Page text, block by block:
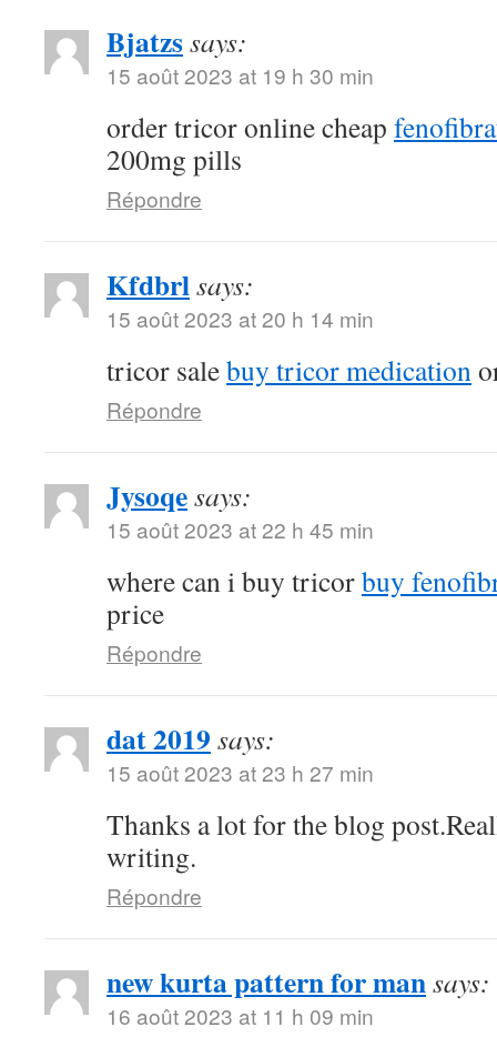
Bjatzssays:
15 août 2023 at 19 h 30 min
order tricor online cheap
200mg pills
Répondre
Kfdbrlsays:
15 août 2023 at 20 h 14 min
tricor salebuy tricor medication
Répondre
Jysoqesays:
15 août 2023 at 22 h 45 min
where can i buy tricorbuy
price
Répondre
dat 2019 says:
15 août 2023 at 23 h 27 min
Thanks a lot for the blog
writing.
Répondre
new kurta pattern for mansays:
16 août 2023 at 11 h 09 min